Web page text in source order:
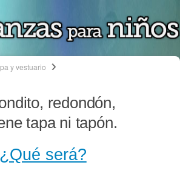
y vestuario
redondón,
tapa ni tapón.
¿Qué será?